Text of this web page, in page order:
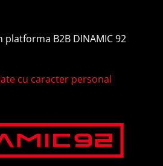
platforma B2B DINAMIC 92
cu caracter personal